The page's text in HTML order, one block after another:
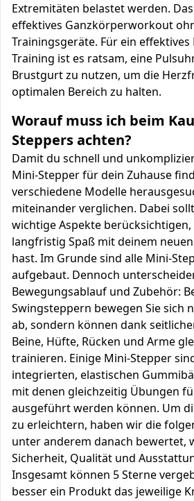
Extremitäten belastet werden.
effektives Ganzkörperworkout
Trainingsgeräte. Für ein effektives
Training ist es ratsam, eine
Brustgurt zu nutzen, um die
optimalen Bereich zu halten.
Worauf muss ich beim
Steppers achten?
Damit du schnell und
Mini-Stepper für dein Zuhause
verschiedene Modelle
miteinander verglichen. Dabei
wichtige Aspekte
langfristig Spaß mit deinem
hast. Im Grunde sind alle Mini-
aufgebaut. Dennoch
Bewegungsablauf und Zubehör:
Swingsteppern bewegen Sie sich
ab, sondern können dank
Beine, Hüfte, Rücken und Arme
trainieren. Einige Mini-Stepper
integrierten, elastischen
mit denen gleichzeitig Übungen
ausgeführt werden können. Um
zu erleichtern, haben wir die
unter anderem danach bewertet,
Sicherheit, Qualität und
Insgesamt können 5 Sterne
besser ein Produkt das jeweilige